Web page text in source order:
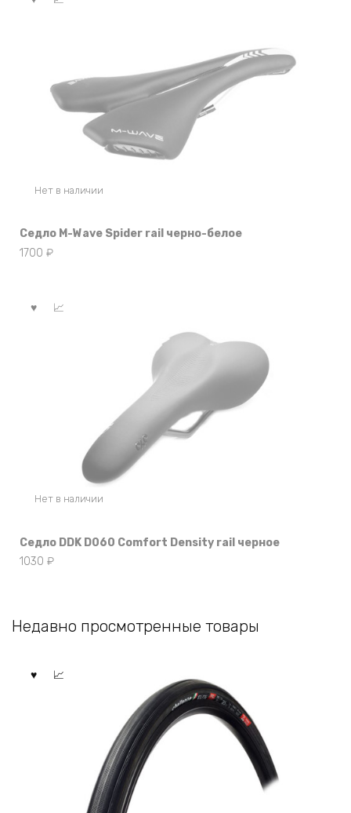
Нет в наличии
Седло M-Wave Spider rail черно-белое
1700 ₽
Нет в наличии
Седло DDK D060 Comfort Density rail черное
1030 ₽
Недавно просмотренные товары